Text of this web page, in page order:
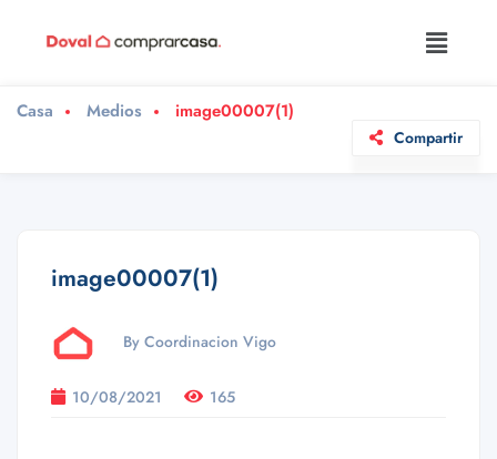
Casa Medios image00007(1)
Compartir
image00007(1)
By Coordinacion Vigo
10/08/2021 165